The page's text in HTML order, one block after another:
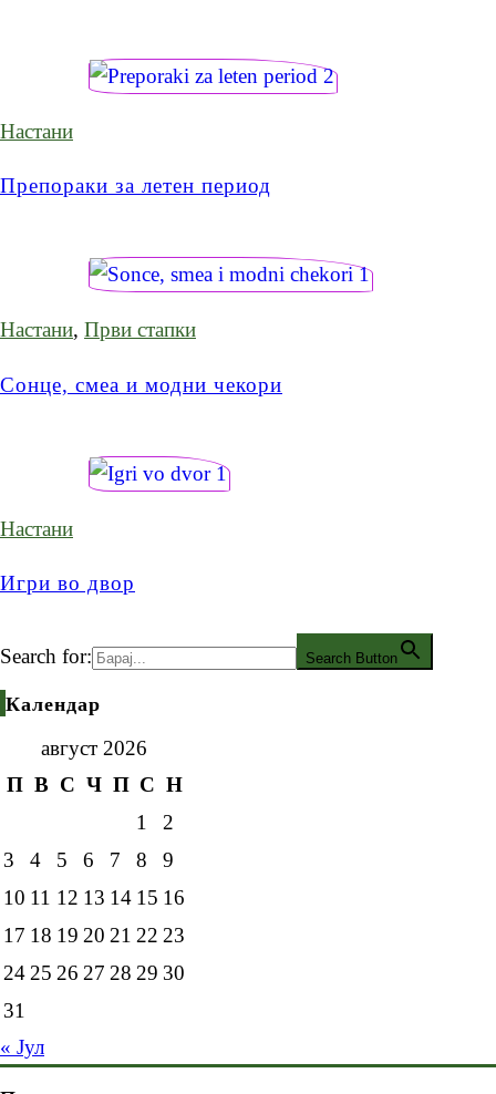
Настани
Препораки за летен период
Настани, Први стапки
Сонце, смеа и модни чекори
Настани
Игри во двор
Search for: Search Button
Календар
август 2026
П В С Ч П С Н
1
2
3
4 5 6 7 8
9
10 11 12 13 14 15 16
17 18 19 20 21 22 23
2425 26 27 28 29 30
31
« Јул